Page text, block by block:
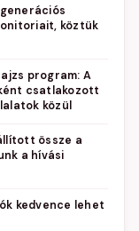
köztük
program: A
csatlakozott
közül
össze a
a hívási
kedvence lehet